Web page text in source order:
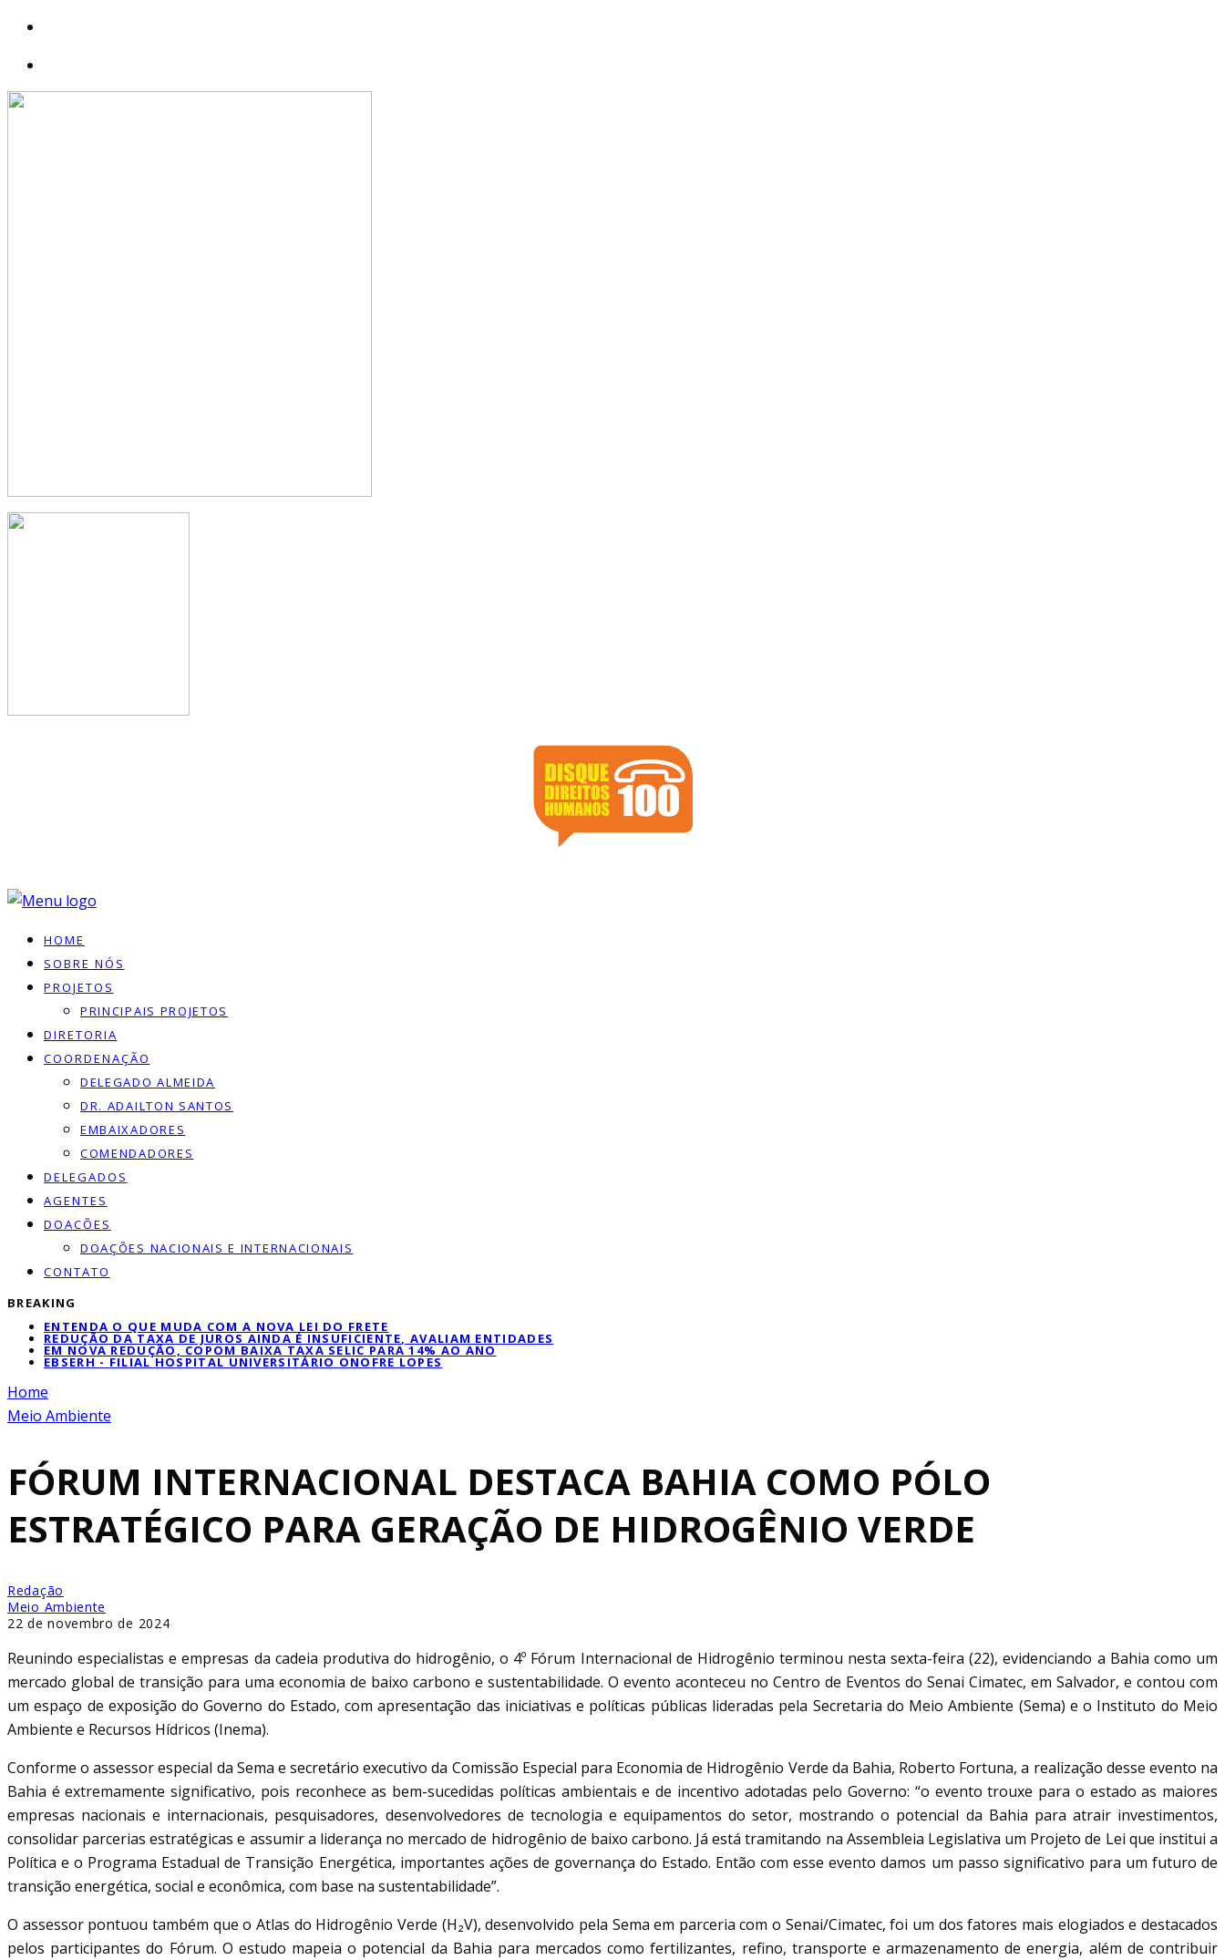
HOME
SOBRE NÓS
PROJETOS
PRINCIPAIS PROJETOS
DIRETORIA
COORDENAÇÃO
DELEGADO ALMEIDA
DR. ADAILTON SANTOS
EMBAIXADORES
COMENDADORES
DELEGADOS
AGENTES
DOACÕES
DOAÇÕES NACIONAIS E INTERNACIONAIS
CONTATO
BREAKING
ENTENDA O QUE MUDA COM A NOVA LEI DO FRETE
REDUÇÃO DA TAXA DE JUROS AINDA É INSUFICIENTE, AVALIAM ENTIDADES
EM NOVA REDUÇÃO, COPOM BAIXA TAXA SELIC PARA 14% AO ANO
EBSERH - FILIAL HOSPITAL UNIVERSITÁRIO ONOFRE LOPES
Home
Meio Ambiente
FÓRUM INTERNACIONAL DESTACA BAHIA COMO PÓLO
ESTRATÉGICO PARA GERAÇÃO DE HIDROGÊNIO VERDE
Redação
Meio Ambiente
22 de novembro de 2024
Reunindo especialistas e empresas da cadeia produtiva do hidrogênio, o 4º Fórum Internacional de Hidrogênio terminou nesta sexta-feira (22), evidenciando a Bahia como um
mercado global de transição para uma economia de baixo carbono e sustentabilidade. O evento aconteceu no Centro de Eventos do Senai Cimatec, em Salvador, e contou com
um espaço de exposição do Governo do Estado, com apresentação das iniciativas e políticas públicas lideradas pela Secretaria do Meio Ambiente (Sema) e o Instituto do Meio
Ambiente e Recursos Hídricos (Inema).
Conforme o assessor especial da Sema e secretário executivo da Comissão Especial para Economia de Hidrogênio Verde da Bahia, Roberto Fortuna, a realização desse evento na
Bahia é extremamente significativo, pois reconhece as bem-sucedidas políticas ambientais e de incentivo adotadas pelo Governo: “o evento trouxe para o estado as maiores
empresas nacionais e internacionais, pesquisadores, desenvolvedores de tecnologia e equipamentos do setor, mostrando o potencial da Bahia para atrair investimentos,
consolidar parcerias estratégicas e assumir a liderança no mercado de hidrogênio de baixo carbono. Já está tramitando na Assembleia Legislativa um Projeto de Lei que institui a
Política e o Programa Estadual de Transição Energética, importantes ações de governança do Estado. Então com esse evento damos um passo significativo para um futuro de
transição energética, social e econômica, com base na sustentabilidade”.
O assessor pontuou também que o Atlas do Hidrogênio Verde (H₂V), desenvolvido pela Sema em parceria com o Senai/Cimatec, foi um dos fatores mais elogiados e destacados
pelos participantes do Fórum. O estudo mapeia o potencial da Bahia para mercados como fertilizantes, refino, transporte e armazenamento de energia, além de contribuir